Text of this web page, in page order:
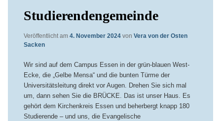
Studierendengemeinde
Veröffentlicht am 4. November 2024 von Vera von der Osten
Sacken
Wir sind auf dem Campus Essen in der grün-blauen West-
Ecke, die „Gelbe Mensa“ und die bunten Türme der
Universitätsleitung direkt vor Augen. Drehen Sie sich mal
um, dann sehen Sie die BRÜCKE. Das ist unser Haus. Es
gehört dem Kirchenkreis Essen und beherbergt knapp 180
Studierende – und uns, die Evangelische